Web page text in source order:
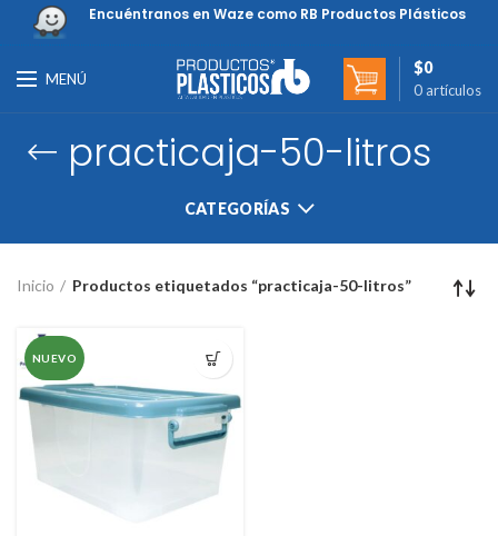
Encuéntranos en Waze como RB Productos Plásticos
MENÚ
0 artículos
$0
practicaja-50-litros
CATEGORÍAS
Inicio Productos etiquetados “practicaja-50-litros”
NUEVO